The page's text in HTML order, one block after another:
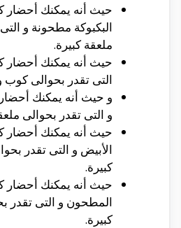
حيث أنه يمكنك أحضار
ملعقة كبيرة.
حيث أنه يمكنك أحضار
التى تقدر بحوالى
و حيث أنه يمكنك
و التى تقدر بحوالى
حيث أنه يمكنك أحضار
الأبيض و التى تقدر
كبيرة.
حيث أنه يمكنك أحضار
المطحون و التى تقدر
كبيرة.